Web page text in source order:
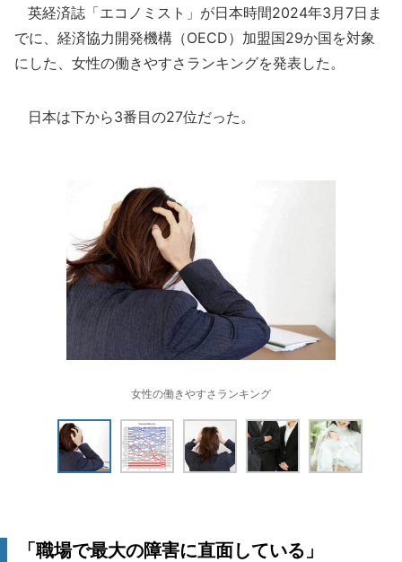
英経済誌「エコノミスト」が日本時間2024年3月7日ま
でに、経済協力開発機構（OECD）加盟国29か国を対象
にした、女性の働きやすさランキングを発表した。
日本は下から3番目の27位だった。
女性の働きやすさランキング
「職場で最大の障害に直面している」